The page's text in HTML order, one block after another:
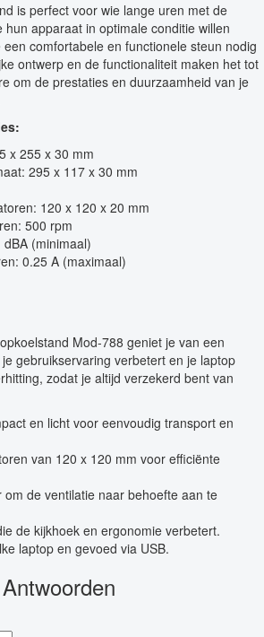
is perfect voor wie lange uren met de
apparaat in optimale conditie willen
comfortabele en functionele steun nodig
ontwerp en de functionaliteit maken het tot
om de prestaties en duurzaamheid van je
x 255 x 30 mm
295 x 117 x 30 mm
120 x 120 x 20 mm
500 rpm
(minimaal)
0.25 A (maximaal)
Mod-788 geniet je van een
gebruikservaring verbetert en je laptop
zodat je altijd verzekerd bent van
en licht voor eenvoudig transport en
van 120 x 120 mm voor efficiënte
om de ventilatie naar behoefte aan te
de kijkhoek en ergonomie verbetert.
laptop en gevoed via USB.